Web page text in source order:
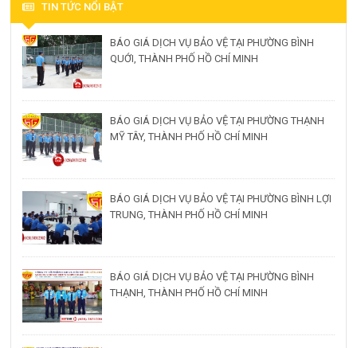
TIN TỨC NỔI BẬT
BÁO GIÁ DỊCH VỤ BẢO VỆ TẠI PHƯỜNG BÌNH
QUỚI, THÀNH PHỐ HỒ CHÍ MINH
BÁO GIÁ DỊCH VỤ BẢO VỆ TẠI PHƯỜNG THẠNH
MỸ TÂY, THÀNH PHỐ HỒ CHÍ MINH
BÁO GIÁ DỊCH VỤ BẢO VỆ TẠI PHƯỜNG BÌNH LỢI
TRUNG, THÀNH PHỐ HỒ CHÍ MINH
BÁO GIÁ DỊCH VỤ BẢO VỆ TẠI PHƯỜNG BÌNH
THẠNH, THÀNH PHỐ HỒ CHÍ MINH